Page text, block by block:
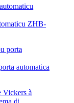
ZHB-
automatica